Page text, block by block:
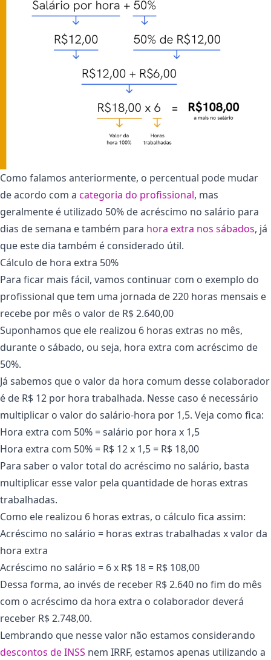
Como falamos anteriormente, o percentual pode mudar
de acordo com a categoria do profissional, mas
geralmente é utilizado 50% de acréscimo no salário para
dias de semana e também para hora extra nos sábados, já
que este dia também é considerado útil.
Cálculo de hora extra 50%
Para ficar mais fácil, vamos continuar com o exemplo do
profissional que tem uma jornada de 220 horas mensais e
recebe por mês o valor de R$ 2.640,00
Suponhamos que ele realizou 6 horas extras no mês,
durante o sábado, ou seja, hora extra com acréscimo de
50%.
Já sabemos que o valor da hora comum desse colaborador
é de R$ 12 por hora trabalhada. Nesse caso é necessário
multiplicar o valor do salário-hora por 1,5. Veja como fica:
Hora extra com 50% = salário por hora x 1,5
Hora extra com 50% = R$ 12 x 1,5 = R$ 18,00
Para saber o valor total do acréscimo no salário, basta
multiplicar esse valor pela quantidade de horas extras
trabalhadas.
Como ele realizou 6 horas extras, o cálculo fica assim:
Acréscimo no salário = horas extras trabalhadas x valor da
hora extra
Acréscimo no salário = 6 x R$ 18 = R$ 108,00
Dessa forma, ao invés de receber R$ 2.640 no fim do mês
com o acréscimo da hora extra o colaborador deverá
receber R$ 2.748,00.
Lembrando que nesse valor não estamos considerando
descontos de INSS nem IRRF, estamos apenas utilizando a